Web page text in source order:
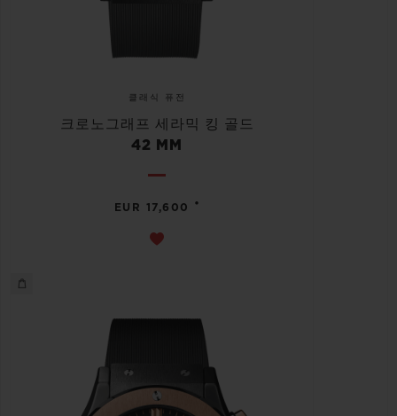
클래식 퓨전
크로노그래프 세라믹 킹 골드
42 MM
EUR 17,600 •